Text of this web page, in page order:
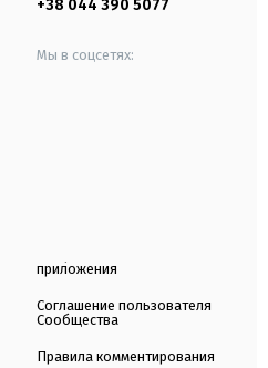
+38 044 390 5077
Мы в соцсетях:
приложения
Соглашение пользователя
Сообщества
Правила комментирования